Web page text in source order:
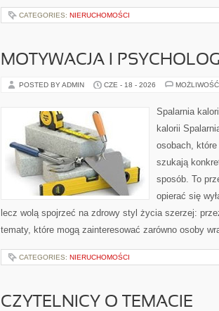
CATEGORIES: NIERUCHOMOŚCI
MOTYWACJA I
POSTED BY ADMIN CZE - 18 - 2026
Spalarnia
kalorii
osobach,
szukają
sposób. To
opierać się
lecz wolą spojrzeć na zdrowy styl życia szerzej:
tematy, które mogą zainteresować zarówno osoby
CATEGORIES: NIERUCHOMOŚCI
CZYTELNICY O TEMACIE